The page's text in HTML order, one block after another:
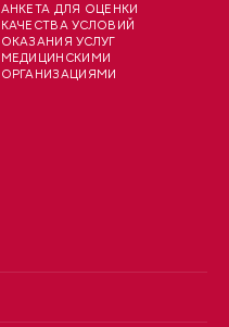
АНКЕТА ДЛЯ ОЦЕНКИ
КАЧЕСТВА УСЛОВИЙ
ОКАЗАНИЯ УСЛУГ
МЕДИЦИНСКИМИ
ОРГАНИЗАЦИЯМИ